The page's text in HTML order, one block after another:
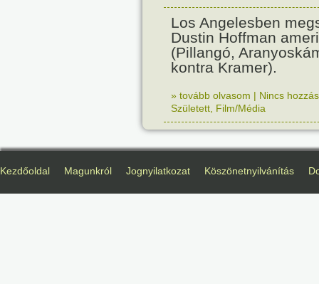
Los Angelesben
Dustin Hoffman
(Pillangó,
kontra Kramer).
» tovább olvasom | Nincs
Született Film/Média
Kezdőoldal Magunkról Jognyilatkozat Köszönetnyilvánítás